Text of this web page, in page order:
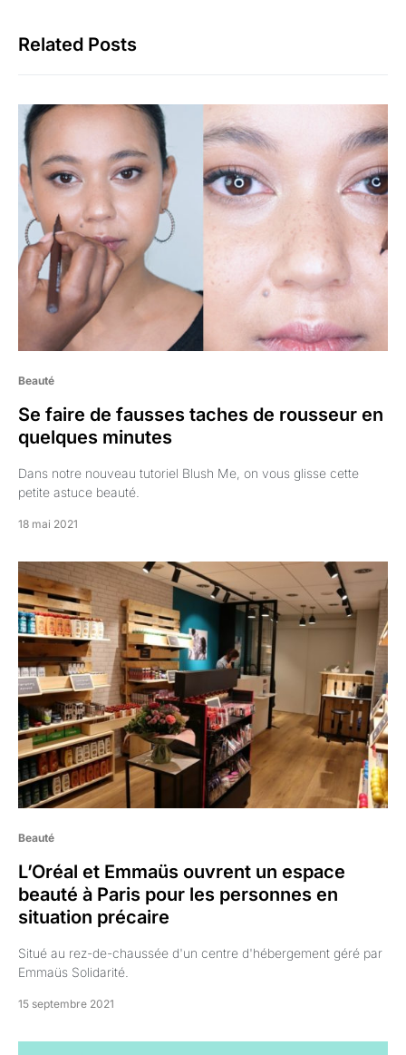
Related Posts
Beauté
Se faire de fausses taches de rousseur en
quelques minutes
Dans notre nouveau tutoriel Blush Me, on vous glisse cette
petite astuce beauté.
18 mai 2021
Beauté
L’Oréal et Emmaüs ouvrent un espace
beauté à Paris pour les personnes en
situation précaire
Situé au rez-de-chaussée d'un centre d'hébergement géré par
Emmaüs Solidarité.
15 septembre 2021